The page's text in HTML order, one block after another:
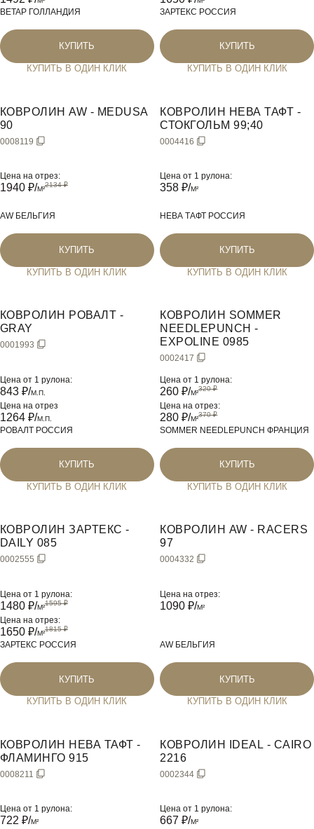
BETAP ГОЛЛАНДИЯ
КУПИТЬ
КУПИТЬ В ОДИН КЛИК
ЗАРТЕКС РОССИЯ
КУПИТЬ
КУПИТЬ В ОДИН КЛИК
КОВРОЛИН AW - MEDUSA
90
0008119
Цена на отрез:
1940 ₽/M²
AW БЕЛЬГИЯ
КУПИТЬ
КУПИТЬ В ОДИН КЛИК
КОВРОЛИН НЕВА ТАФТ -
СТОКГОЛЬМ 99;40
0004416
Цена от 1 рулона:
358 ₽/M²
НЕВА ТАФТ РОССИЯ
КУПИТЬ
КУПИТЬ В ОДИН КЛИК
КОВРОЛИН РОВАЛТ -
GRAY
0001993
Цена от 1 рулона:
843 ₽/М.П.
Цена на отрез
1264 ₽/М.П.
РОВАЛТ РОССИЯ
КУПИТЬ
КУПИТЬ В ОДИН КЛИК
КОВРОЛИН SOMMER
NEEDLEPUNCH -
EXPOLINE 0985
0002417
Цена от 1 рулона:
260 ₽/M²
Цена на отрез:
280 ₽/M²
SOMMER NEEDLEPUNCH ФРАНЦИЯ
КУПИТЬ
КУПИТЬ В ОДИН КЛИК
КОВРОЛИН ЗАРТЕКС -
DAILY 085
0002555
Цена от 1 рулона:
1480 ₽/M²
Цена на отрез:
1650 ₽/M²
ЗАРТЕКС РОССИЯ
КУПИТЬ
КУПИТЬ В ОДИН КЛИК
КОВРОЛИН AW - RACERS
97
0004332
Цена на отрез:
1090 ₽/M²
AW БЕЛЬГИЯ
КУПИТЬ
КУПИТЬ В ОДИН КЛИК
КОВРОЛИН НЕВА ТАФТ -
ФЛАМИНГО 915
0008211
Цена от 1 рулона:
722 ₽/M²
КОВРОЛИН IDEAL - CAIRO
2216
0002344
Цена от 1 рулона:
667 ₽/M²